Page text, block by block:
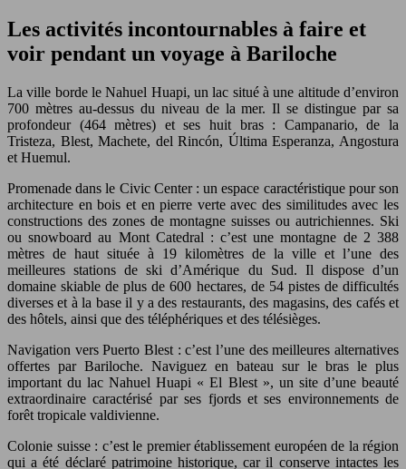
Les activités incontournables à faire et
voir pendant un voyage à Bariloche
La ville borde le Nahuel Huapi, un lac situé à une altitude d’environ
700 mètres au-dessus du niveau de la mer. Il se distingue par sa
profondeur (464 mètres) et ses huit bras : Campanario, de la
Tristeza, Blest, Machete, del Rincón, Última Esperanza, Angostura
et Huemul.
Promenade dans le Civic Center : un espace caractéristique pour son
architecture en bois et en pierre verte avec des similitudes avec les
constructions des zones de montagne suisses ou autrichiennes. Ski
ou snowboard au Mont Catedral : c’est une montagne de 2 388
mètres de haut située à 19 kilomètres de la ville et l’une des
meilleures stations de ski d’Amérique du Sud. Il dispose d’un
domaine skiable de plus de 600 hectares, de 54 pistes de difficultés
diverses et à la base il y a des restaurants, des magasins, des cafés et
des hôtels, ainsi que des téléphériques et des télésièges.
Navigation vers Puerto Blest : c’est l’une des meilleures alternatives
offertes par Bariloche. Naviguez en bateau sur le bras le plus
important du lac Nahuel Huapi « El Blest », un site d’une beauté
extraordinaire caractérisé par ses fjords et ses environnements de
forêt tropicale valdivienne.
Colonie suisse : c’est le premier établissement européen de la région
qui a été déclaré patrimoine historique, car il conserve intactes les